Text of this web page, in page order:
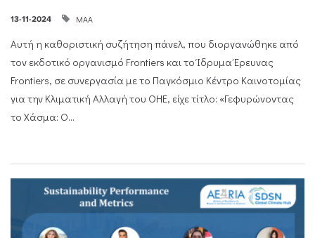
13-11-2024 ΜΑΑ
Αυτή η καθοριστική συζήτηση πάνελ, που διοργανώθηκε από
τον εκδοτικό οργανισμό Frontiers και το Ίδρυμα Έρευνας
Frontiers, σε συνεργασία με το Παγκόσμιο Κέντρο Καινοτομίας
για την Κλιματική Αλλαγή του ΟΗΕ, είχε τίτλο: «Γεφυρώνοντας
το Χάσμα: Ο...